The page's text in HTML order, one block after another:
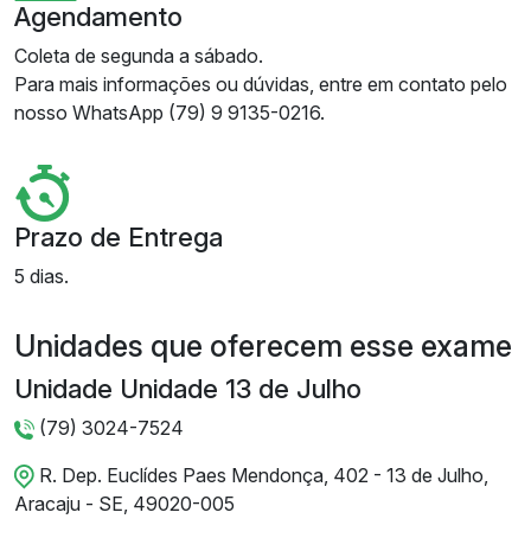
Agendamento
Coleta de segunda a sábado.
Para mais informações ou dúvidas, entre em contato pelo
nosso WhatsApp (79) 9 9135-0216.
Prazo de Entrega
5 dias.
Unidades que oferecem esse exame
Unidade Unidade 13 de Julho
(79) 3024-7524
R. Dep. Euclídes Paes Mendonça, 402 - 13 de Julho,
Aracaju - SE, 49020-005